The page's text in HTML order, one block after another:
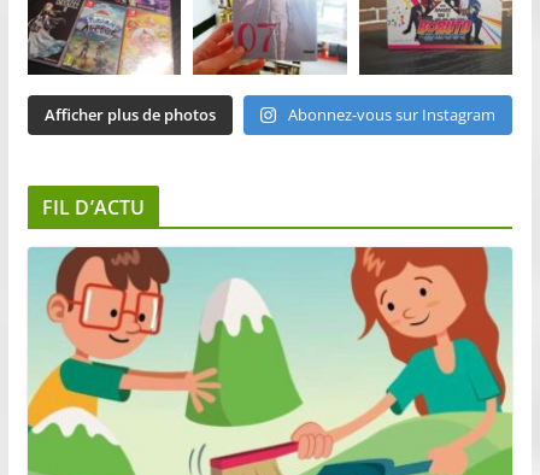
Afficher plus de photos Abonnez-vous sur Instagram
FIL D’ACTU